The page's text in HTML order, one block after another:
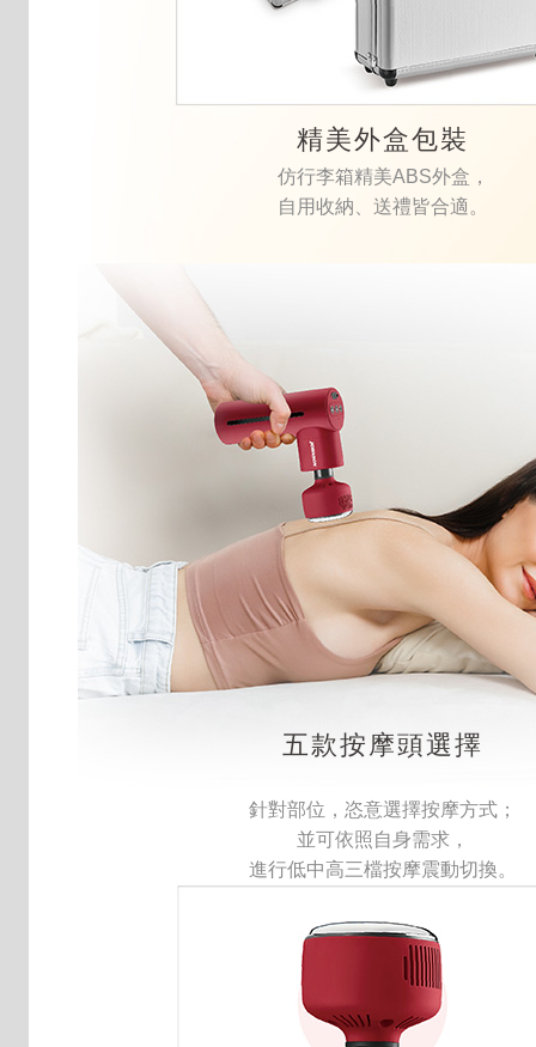
精美外盒包裝
仿行李箱精美ABS外盒，
自用收納、送禮皆合適。
五款按摩頭選擇
針對部位，恣意選擇按摩方式；
並可依照自身需求，
進行低中高三檔按摩震動切換。